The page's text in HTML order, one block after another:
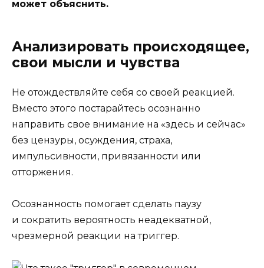
может объяснить.
Анализировать происходящее,
свои мысли и чувства
Не отождествляйте себя со своей реакцией.
Вместо этого постарайтесь осознанно
направить свое внимание на «здесь и сейчас»
без цензуры, осуждения, страха,
импульсивности, привязанности или
отторжения.
Осознанность помогает сделать паузу
и сократить вероятность неадекватной,
чрезмерной реакции на триггер.